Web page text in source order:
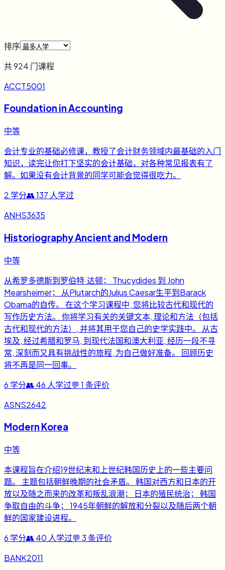
排序
共924 门课程
ACCT5001
Foundation in Accounting
中等
会计专业的基础必修课，教授了会计财务领域内最基础的入门
知识，读完让你打下坚实的会计基础，对各种常见报表有了
解。如果没有会计背景的同学可能会觉得很吃力。
2 学分👥137 人学过
ANHS3635
Historiography Ancient and Modern
中等
从希罗多德斯到罗伯特·达顿； Thucydides 到 John
Mearsheimer； 从Plutarch的Julius Caesar生平到Barack
Obama的自传。 在这个学习课程中, 您将比较古代和现代的
写作历史方法。 你将学习有关的关键文本, 理论和方法（包括
古代和现代的方法）, 并将其用于您自己的史学实践中。 从古
埃及, 经过希腊和罗马, 到现代法国和澳大利亚, 经历一段不寻
常, 深刻而又具有挑战性的旅程, 为自己做好准备。 回顾历史
将不再是同一回事。
6 学分👥 46 人学过💬 1 条评价
ASNS2642
Modern Korea
中等
本课程旨在介绍19世纪末和上世纪韩国历史上的一些主要问
题。 主题包括朝鲜晚期的社会矛盾。 韩国对西方和日本的开
放以及随之而来的改革和叛乱浪潮； 日本的殖民统治； 韩国
争取自由的斗争； 1945年朝鲜的解放和分裂以及随后两个朝
鲜的国家建设进程。
6 学分👥 40 人学过💬 3条评价
BANK2011